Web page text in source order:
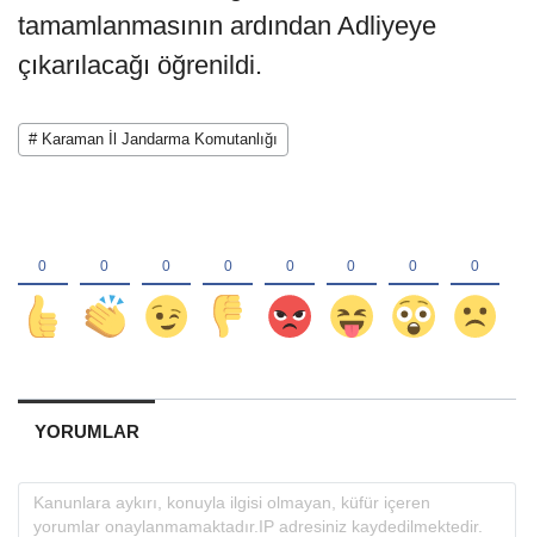
tamamlanmasının ardından Adliyeye
çıkarılacağı öğrenildi.
# Karaman İl Jandarma Komutanlığı
YORUMLAR